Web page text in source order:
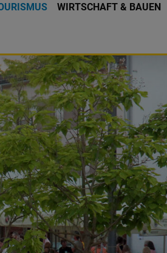
WIRTSCHAFT & BAUEN